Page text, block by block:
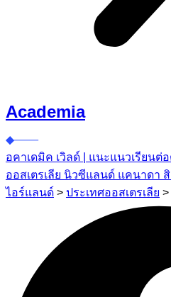
Academia
อคาเดมิค เวิลด์ | แนะแนวเรียนต่
ออสเตรเลีย นิวซีแลนด์ แคนาดา
ไอร์แลนด์ > ประเทศออสเตรเลีย >